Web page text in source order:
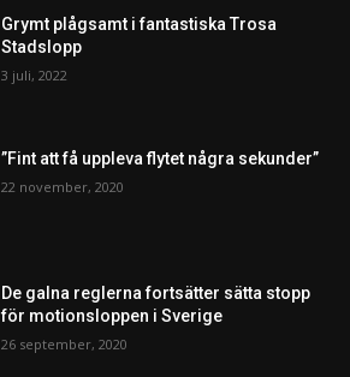
Grymt plågsamt i fantastiska Trosa
Stadslopp
3 juli, 2022
”Fint att få uppleva flytet några sekunder”
22 november, 2020
De galna reglerna fortsätter sätta stopp
för motionsloppen i Sverige
26 september, 2020